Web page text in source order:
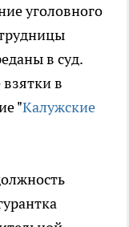
уголовного
в суд.
в
"Калужские